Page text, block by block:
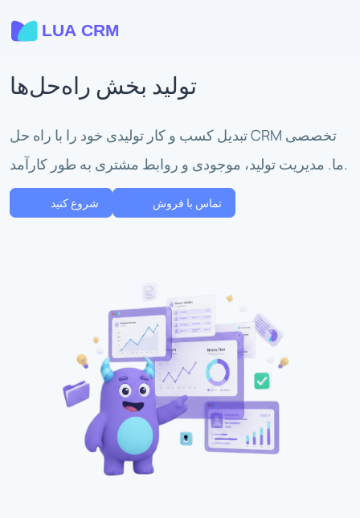
تولید بخش راه‌حل‌ها
تبدیل کسب و کار تولیدی خود را با راه حل CRM تخصصی
ما. مدیریت تولید، موجودی و روابط مشتری به طور کارآمد.
شروع کنید تماس با فروش